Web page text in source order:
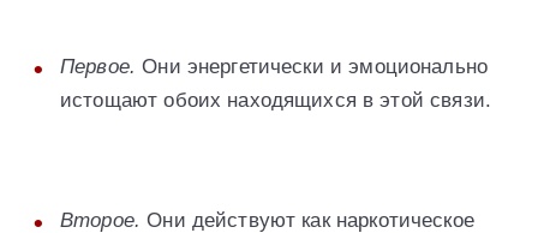
Первое. Они энергетически и эмоционально
истощают обоих находящихся в этой связи.
Второе. Они действуют как наркотическое